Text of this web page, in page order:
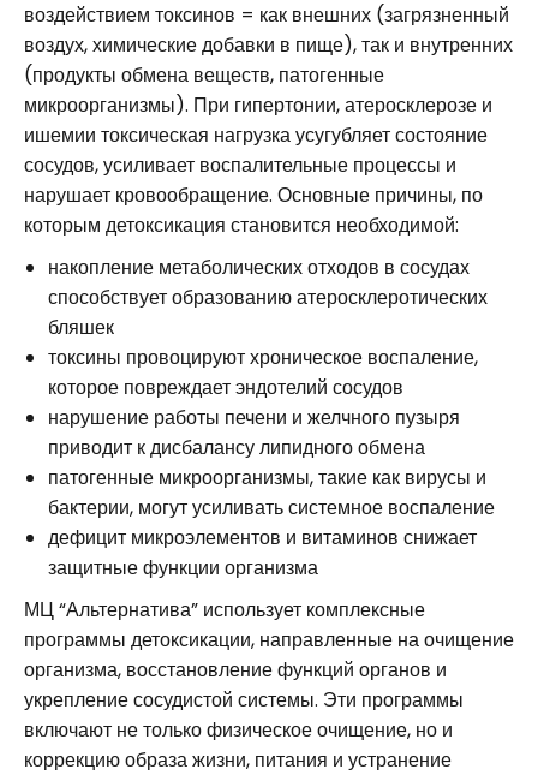
воздействием токсинов = как внешних (загрязненный
воздух, химические добавки в пище), так и внутренних
(продукты обмена веществ, патогенные
микроорганизмы). При гипертонии, атеросклерозе и
ишемии токсическая нагрузка усугубляет состояние
сосудов, усиливает воспалительные процессы и
нарушает кровообращение. Основные причины, по
которым детоксикация становится необходимой:
накопление метаболических отходов в сосудах
способствует образованию атеросклеротических
бляшек
токсины провоцируют хроническое воспаление,
которое повреждает эндотелий сосудов
нарушение работы печени и желчного пузыря
приводит к дисбалансу липидного обмена
патогенные микроорганизмы, такие как вирусы и
бактерии, могут усиливать системное воспаление
дефицит микроэлементов и витаминов снижает
защитные функции организма
МЦ “Альтернатива” использует комплексные
программы детоксикации, направленные на очищение
организма, восстановление функций органов и
укрепление сосудистой системы. Эти программы
включают не только физическое очищение, но и
коррекцию образа жизни, питания и устранение